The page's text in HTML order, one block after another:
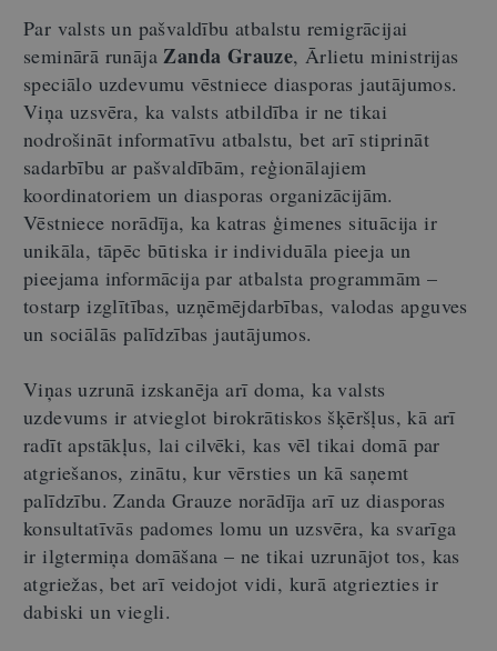
Par valsts un pašvaldību atbalstu remigrācijai
seminārā runāja Zanda Grauze, Ārlietu ministrijas
speciālo uzdevumu vēstniece diasporas jautājumos.
Viņa uzsvēra, ka valsts atbildība ir ne tikai
nodrošināt informatīvu atbalstu, bet arī stiprināt
sadarbību ar pašvaldībām, reģionālajiem
koordinatoriem un diasporas organizācijām.
Vēstniece norādīja, ka katras ģimenes situācija ir
unikāla, tāpēc būtiska ir individuāla pieeja un
pieejama informācija par atbalsta programmām –
tostarp izglītības, uzņēmējdarbības, valodas apguves
un sociālās palīdzības jautājumos.
Viņas uzrunā izskanēja arī doma, ka valsts
uzdevums ir atvieglot birokrātiskos šķēršļus, kā arī
radīt apstākļus, lai cilvēki, kas vēl tikai domā par
atgriešanos, zinātu, kur vērsties un kā saņemt
palīdzību. Zanda Grauze norādīja arī uz diasporas
konsultatīvās padomes lomu un uzsvēra, ka svarīga
ir ilgtermiņa domāšana – ne tikai uzrunājot tos, kas
atgriežas, bet arī veidojot vidi, kurā atgriezties ir
dabiski un viegli.